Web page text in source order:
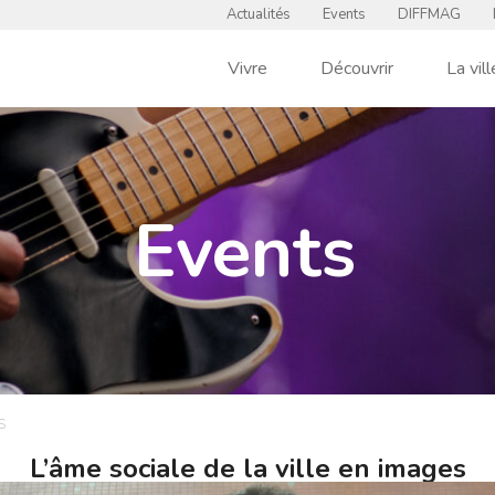
Actualités Events DIFFMAG
Vivre Découvrir La
Events
L’âme sociale de la ville en images